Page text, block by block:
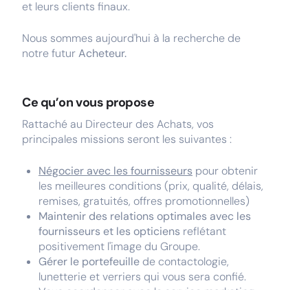
et leurs clients finaux.
Nous sommes aujourd'hui à la recherche de
notre futurAcheteur.
Ce qu’on vous propose
Rattaché au Directeur des Achats, vos
principales missions seront les suivantes :
Négocier avec les fournisseurs pour obtenir
les meilleures conditions (prix, qualité, délais,
remises, gratuités, offres promotionnelles)
Maintenir des relations optimales avec les
fournisseurs et les opticiens reflétant
positivement l'image du Groupe.
Gérer le portefeuille de contactologie,
lunetterie et verriers qui vous sera confié.